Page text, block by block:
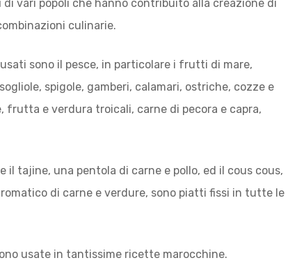
di vari popoli che hanno contribuito alla creazione di
culinarie.
sono il pesce, in particolare i frutti di mare,
spigole, gamberi, calamari, ostriche, cozze e
frutta e verdura troicali, carne di pecora e capra,
il tajine, una pentola di carne e pollo, ed il cous cous,
di carne e verdure, sono piatti fissi in tutte le
usate in tantissime ricette marocchine.